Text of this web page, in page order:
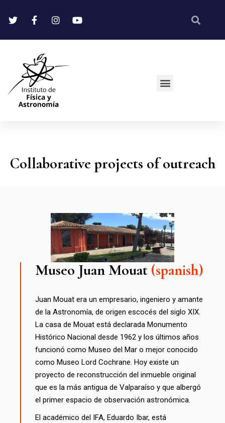
Collaborative projects of outreach
Museo Juan Mouat (spanish)
Juan Mouat era un empresario, ingeniero y amante
de la Astronomía, de origen escocés del siglo XIX.
La casa de Mouat está declarada Monumento
Histórico Nacional desde 1962 y los últimos años
funcionó como Museo del Mar o mejor conocido
como Museo Lord Cochrane. Hoy existe un
proyecto de reconstrucción del inmueble original
que es la más antigua de Valparaíso y que albergó
el primer espacio de observación astronómica.
El académico del IFA, Eduardo Ibar, está